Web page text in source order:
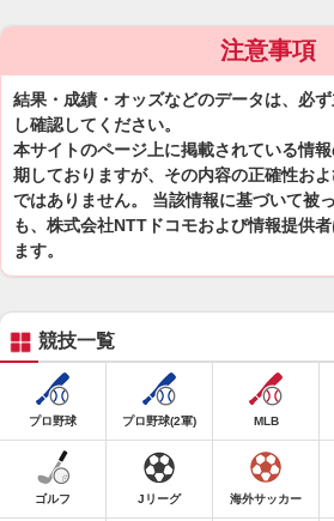
注意事項
結果・成績・オッズなどのデータは、必
し確認してください。
本サイトのページ上に掲載されている情
期しておりますが、その内容の正確性お
ではありません。 当該情報に基づいて被
も、株式会社NTTドコモおよび情報提供
ます。
競技一覧
プロ野球 プロ野球(2軍) MLB
ゴルフ Jリーグ 海外サッカー